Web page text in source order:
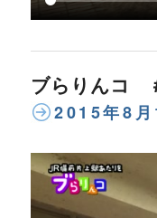
ブらりんコ
2015年8